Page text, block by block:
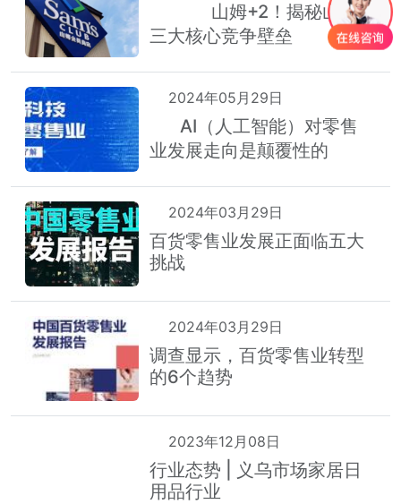
山姆+2！揭秘山姆的
三大核心竞争壁垒
2024年05月29日
AI（人工智能）对零售
业发展走向是颠覆性的
2024年03月29日
百货零售业发展正面临五大
挑战
2024年03月29日
调查显示，百货零售业转型
的6个趋势
2023年12月08日
行业态势 | 义乌市场家居日
用品行业